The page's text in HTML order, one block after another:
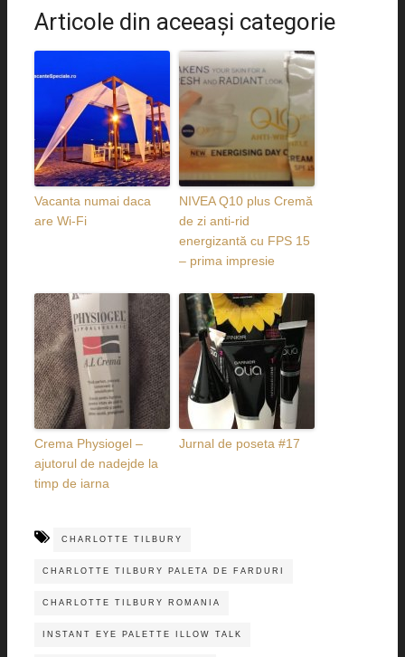
Articole din aceeaşi categorie
Vacanta numai daca
are Wi-Fi
NIVEA Q10 plus Cremă
de zi anti-rid
energizantă cu FPS 15
– prima impresie
Crema Physiogel –
ajutorul de nadejde la
timp de iarna
Jurnal de poseta #17
CHARLOTTE TILBURY
CHARLOTTE TILBURY PALETA DE FARDURI
CHARLOTTE TILBURY ROMANIA
INSTANT EYE PALETTE ILLOW TALK